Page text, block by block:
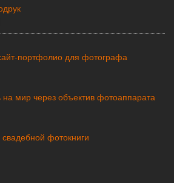
портфолио для фотографа
на мир через объектив фотоаппарата
фотокниги